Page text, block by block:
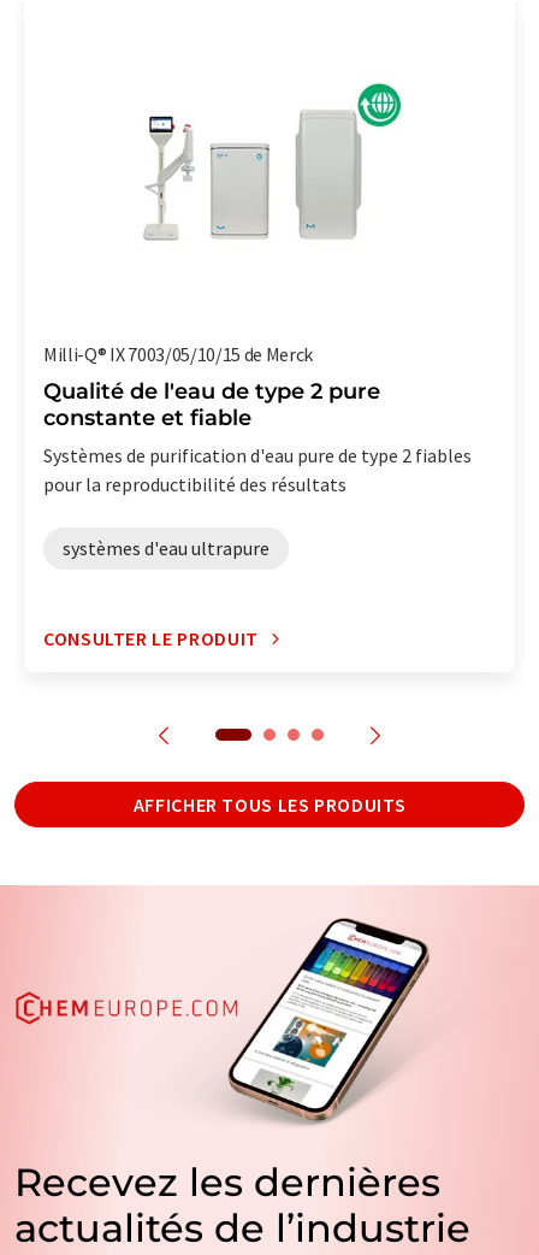
Milli-Q® IX 7003/05/10/15 de Merck
Qualité de l'eau de type 2 pure
constante et fiable
Systèmes de purification d'eau pure de type 2 fiables
pour la reproductibilité des résultats
systèmes d'eau ultrapure
CONSULTER LE PRODUIT
AFFICHER TOUS LES PRODUITS
Recevez les dernières
actualités de l’industrie